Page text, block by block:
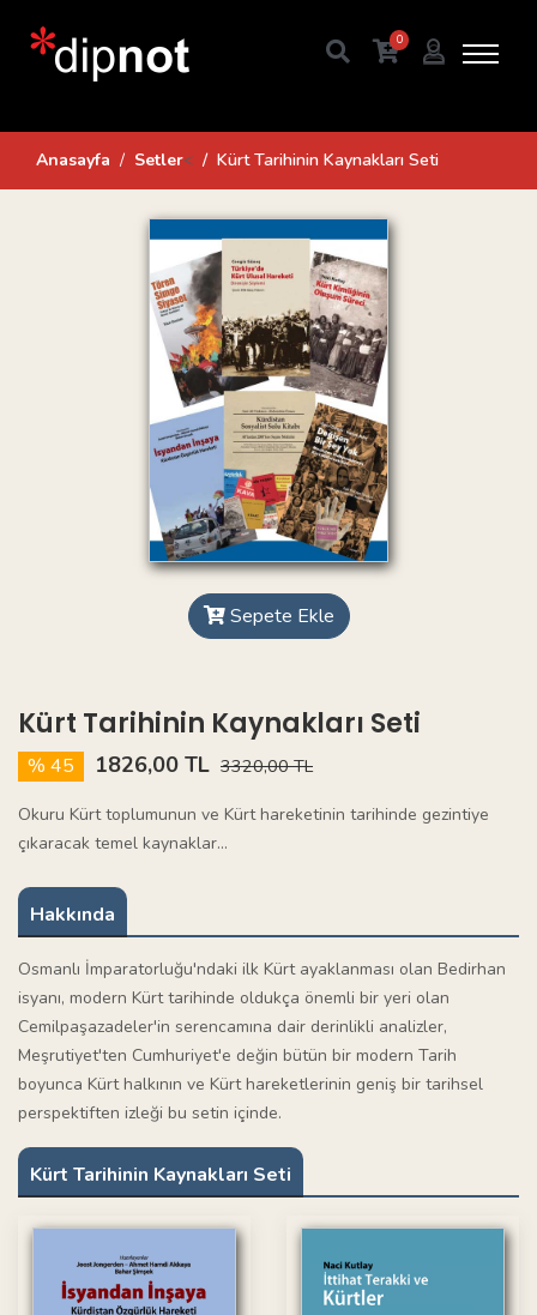
0
Anasayfa Setler< Kürt Tarihinin Kaynakları Seti
Sepete Ekle
Kürt Tarihinin Kaynakları Seti
% 45 1826,00 TL 3320,00 TL
Okuru Kürt toplumunun ve Kürt hareketinin tarihinde gezintiye
çıkaracak temel kaynaklar...
Hakkında
Osmanlı İmparatorluğu'ndaki ilk Kürt ayaklanması olan Bedirhan
isyanı, modern Kürt tarihinde oldukça önemli bir yeri olan
Cemilpaşazadeler'in serencamına dair derinlikli analizler,
Meşrutiyet'ten Cumhuriyet'e değin bütün bir modern Tarih
boyunca Kürt halkının ve Kürt hareketlerinin geniş bir tarihsel
perspektiften izleği bu setin içinde.
Kürt Tarihinin Kaynakları Seti